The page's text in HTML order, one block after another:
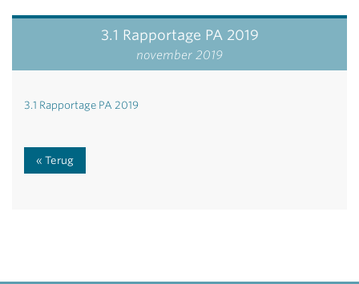
3.1 Rapportage PA 2019
november 2019
3.1 Rapportage PA 2019
Terug